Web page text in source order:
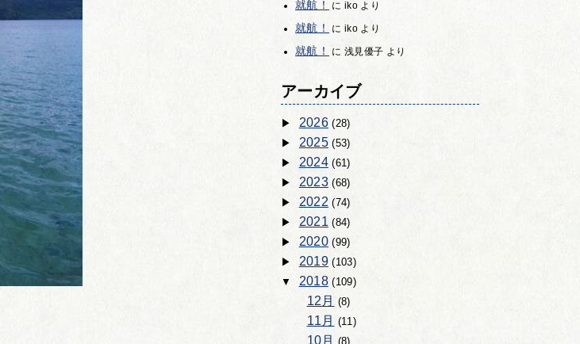
就航！ に ikoより
就航！ に ikoより
就航！ に 浅見優子 より
アーカイブ
2026(28)
2025(53)
2024(61)
2023(68)
2022 (74)
2021(84)
2020(99)
2019(103)
2018(109)
12月 (8)
11月 (11)
10月 (8)